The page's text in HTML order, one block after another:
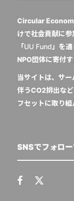
Circular
けで社会貢献に
「UU Fund 」を
NPO団体に寄付す
当サイトは、サ
伴うCO2排出な
フセットに取り組
SNSでフォロー